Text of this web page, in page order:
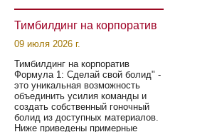
Тимбилдинг на корпоратив
09 июля 2026 г.
Тимбилдинг на корпоратив
Формула 1: Сделай свой болид" -
это уникальная возможность
объединить усилия команды и
создать собственный гоночный
болид из доступных материалов.
Ниже приведены примерные